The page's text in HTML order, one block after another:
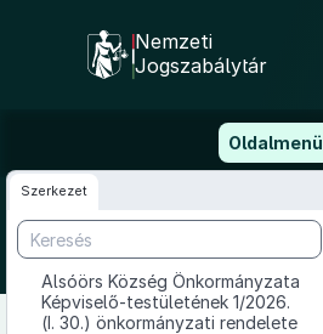
tartalomra
Nemzeti
Jogszabálytár
Oldalmenü
Szerkezet
Alsóörs Község Önkormányzata
Képviselő-testületének 1/2026.
(I. 30.) önkormányzati rendelete